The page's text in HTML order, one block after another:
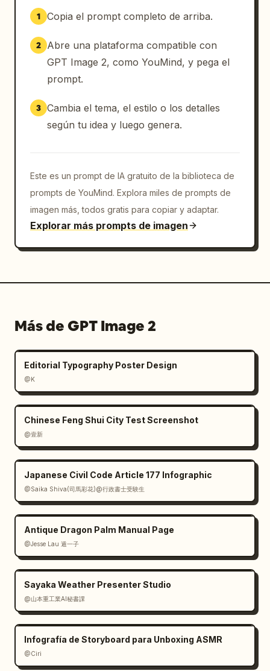
1 Copia el prompt completo de arriba.
2
Abre una plataforma compatible con
GPT Image 2, como YouMind, y pega el
prompt.
3 Cambia el tema, el estilo o los detalles
según tu idea y luego genera.
Este es un prompt de IA gratuito de la biblioteca de
prompts de YouMind. Explora miles de prompts de
imagen más, todos gratis para copiar y adaptar.
Explorar más prompts de imagen
Más de GPT Image 2
Editorial Typography Poster Design
@K
Chinese Feng Shui City Test Screenshot
@壹新
Japanese Civil Code Article 177 Infographic
@Saika Shiva(司馬彩花)@行政書士受験生
Antique Dragon Palm Manual Page
@Jesse Lau 遁一子
Sayaka Weather Presenter Studio
@山本重工業AI秘書課
Infografía de Storyboard para Unboxing ASMR
@Ciri